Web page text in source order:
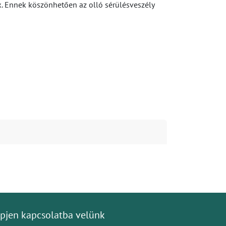
köszönhetően az olló sérülésveszély
kapcsolatba velünk